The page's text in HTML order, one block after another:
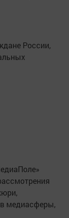
России,
медиасферы,